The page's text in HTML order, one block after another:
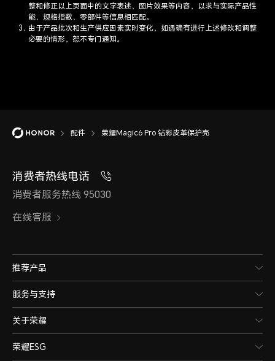
整和修正以上页面中的文字表述、图片效果等内容，以求与实际产品性
能、规格指数、零部件等信息相匹配。
由于产品批次和生产供应因素实时变化，如遇确有进行上述修改和调整
必要的情形，恕不专门通知。
配件 荣耀Magic6 Pro 钻彩皮革保护壳
消费者热线电话
消费者服务热线 95030
在线客服
推荐产品
服务与支持
关于荣耀
荣耀ESG